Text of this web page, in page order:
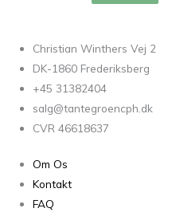
Christian Winthers Vej 2
DK-1860 Frederiksberg
+45 31382404
salg@tantegroencph.dk
CVR 46618637
Om Os
Kontakt
FAQ